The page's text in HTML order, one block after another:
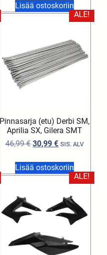
Lisää ostoskoriin
ALE!
Pinnasarja (etu) Derbi SM,
Aprilia SX, Gilera SMT
46,99€ 30,99€ SIS. ALV
Lisää ostoskoriin
ALE!